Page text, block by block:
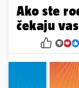
Ako ste
čekaju